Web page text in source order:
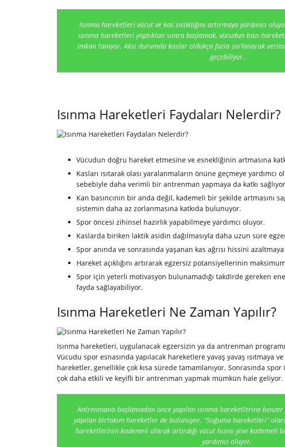
Isınma hareketleri vücut ve kas sıcaklığını artırmaya yardımcı
ısınma hareketleri yaptıktan sonra başlamak, vücudun bazı
imkan tanıyor. Aksi durumda kaslar oldukça fazla zorlanarak
geçebiliyor.
Isınma Hareketleri Faydaları Nelerdir?
Vücudun doğru hareket etmesine ve esnekliğinin artmasına
Kasları ısıtarak olası yaralanmaların önüne geçmeye yardımcı
sebebiyle daha verimli bir antrenman yapmaya da katkı
Kan basıncının bir anda değil, kademeli bir şekilde artmasını
sistemin daha az zorlanmasına katkıda bulunuyor.
Spor öncesi zihinsel hazırlık yapabilmeye yardımcı oluyor.
Kaslarda biriken laktik asidin dağılmasıyla daha uzun süre
Spor anında ve sonrasında yaşanan kas ağrısı hissini
Hareket açıklığını artırarak egzersiz potansiyellerinin
Spor için yeterli motivasyon bulunamadığı takdirde gereken
fayda sağlayabiliyor.
Isınma Hareketleri Ne Zaman Yapılır?
Isınma hareketleri, uygulanacak egzersizin ya da antrenman
Vücudu spor esnasında yapılacak hareketlere yavaş yavaş ısıtmaya
hareketler, genellikle çok kısa sürede tamamlanıyor. Sonrasında
çok daha etkili ve keyifli bir antrenman yapmak mümkün hale geliyor.
Antrenmana başlamadan önce yapılan ısınma hareketlerine
yapılan birtakım hareketler de bulunuyor. “Soğuma hareketleri”
hareketlerinin kademeli olarak artırdığı vücut hızını yine kademeli
yardımcı oluyor.